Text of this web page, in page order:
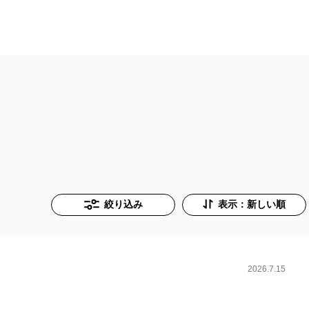
絞り込み 表示：新しい順
2026.7.15